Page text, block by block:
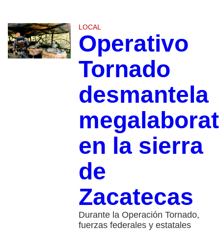
LOCAL
Operativo
Tornado
desmantela
en la sierra
de
Zacatecas
Durante la Operación Tornado,
fuerzas federales y estatales